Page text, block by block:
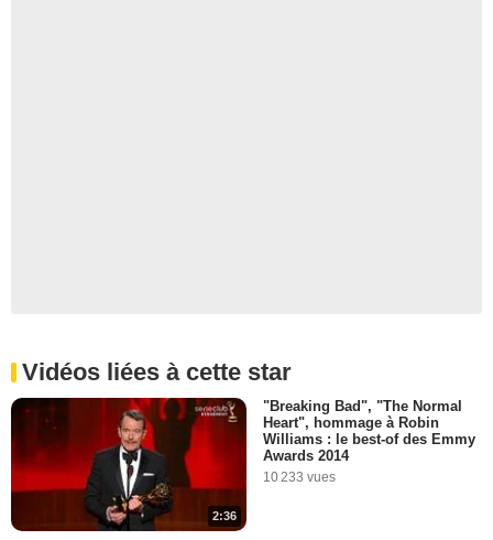
Vidéos liées à cette star
2:36
"Breaking Bad", "The Normal
Heart", hommage à Robin
Williams : le best-of des Emmy
Awards 2014
10 233 vues